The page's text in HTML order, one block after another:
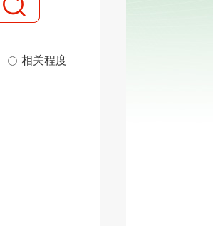
相关程度